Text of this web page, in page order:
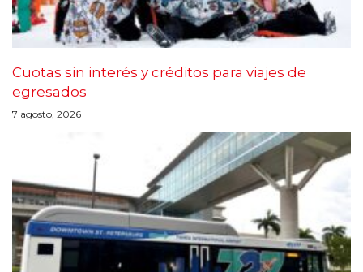
Cuotas sin interés y créditos para viajes de
egresados
7 agosto, 2026